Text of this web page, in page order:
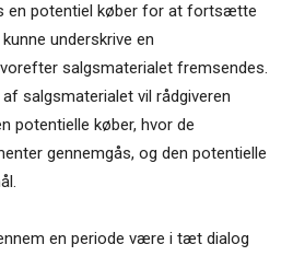
en potentiel køber for at fortsætte
underskrive en
salgsmaterialet fremsendes.
salgsmaterialet vil rådgiveren
potentielle køber, hvor de
gennemgås, og den potentielle
en periode være i tæt dialog